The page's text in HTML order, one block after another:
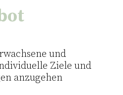
und
Ziele und
anzugehen